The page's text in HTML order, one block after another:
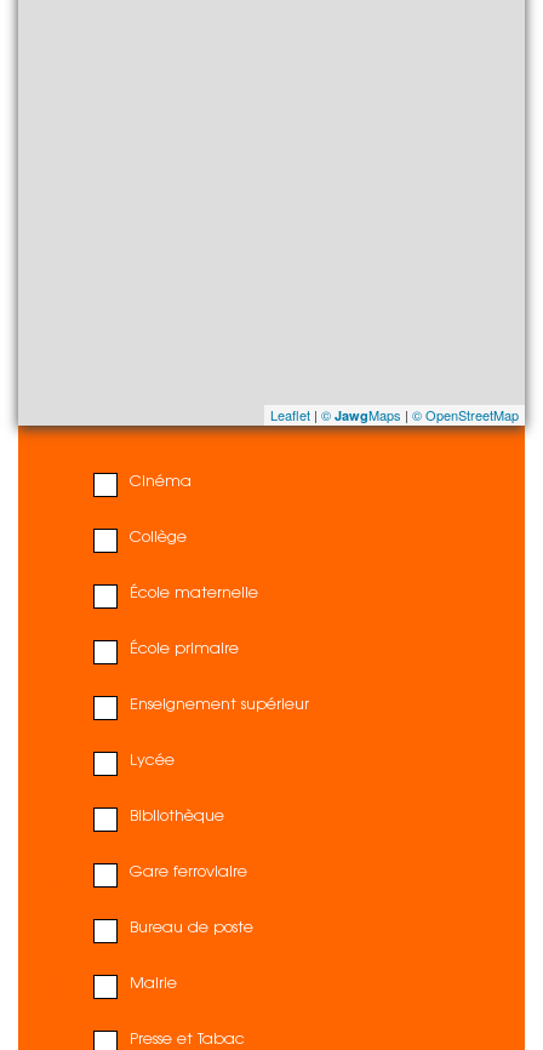
Leaflet | © JawgMaps | © OpenStreetMap
Cinéma
Collège
École maternelle
École primaire
Enseignement supérieur
Lycée
Bibliothèque
Gare ferroviaire
Bureau de poste
Mairie
Presse et Tabac